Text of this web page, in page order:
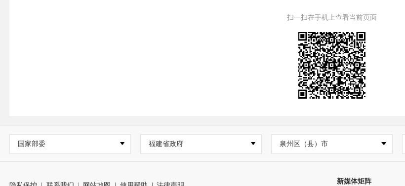
扫一扫在手机上查看当前页面
国家部委 福建省政府 泉州区（县）市
新媒体矩阵